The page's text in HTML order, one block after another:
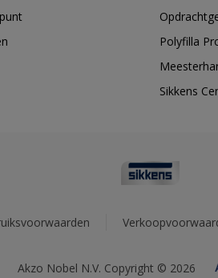
Polyfilla
Sikkens
Akzo Nobel N.V. Copyright © 2026